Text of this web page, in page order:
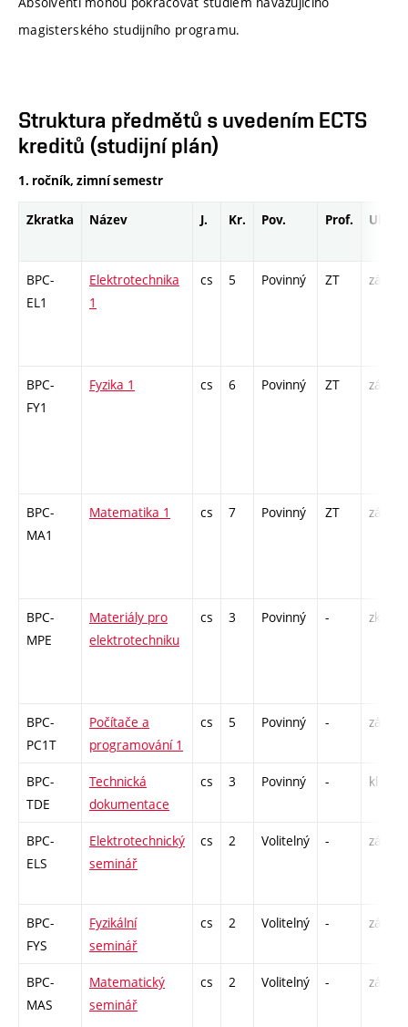
magisterského studijního programu.
Struktura předmětů s uvedením ECTS
kreditů (studijní plán)
1. ročník, zimní semestr
Zkratka Název J. Kr. Pov. Prof. Uk.
BPC-
EL1
Elektrotechnika
1
cs 5 Povinný ZT zá,zk
BPC-
FY1
Fyzika 1 cs 6 Povinný ZT zá,zk
BPC-
MA1
Matematika 1 cs 7 Povinný ZT zá,zk
BPC-
MPE
Materiály pro
elektrotechniku
cs 3 Povinný - zk
BPC-
PC1T
Počítače a
programování 1
cs 5 Povinný - zá,zk
BPC-
TDE
Technická
dokumentace
cs 3 Povinný - kl
BPC-
ELS
Elektrotechnický
seminář
cs 2 Volitelný - zá
BPC-
FYS
Fyzikální
seminář
cs 2 Volitelný - zá
BPC-
MAS
Matematický
seminář
cs 2 Volitelný - zá